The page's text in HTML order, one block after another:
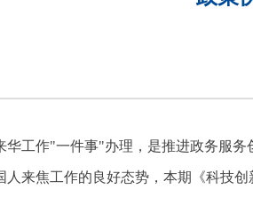
华工作"一件事"办理，是推进政务服
人来焦工作的良好态势，本期《科技